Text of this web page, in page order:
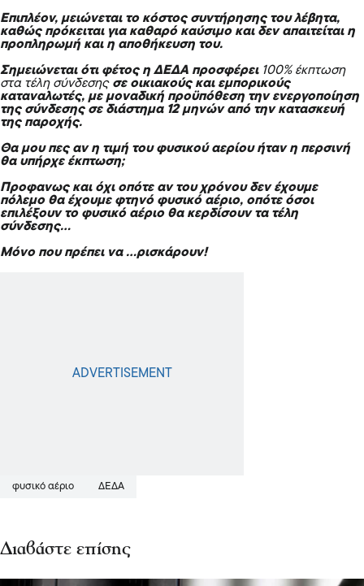
Επιπλέον, μειώνεται το κόστος συντήρησης του λέβητα,
καθώς πρόκειται για καθαρό καύσιμο και δεν απαιτείται η
προπληρωμή και η αποθήκευση του.
Σημειώνεται ότι φέτος η ΔΕΔΑ προσφέρει 100% έκπτωση
στα τέλη σύνδεσηςσε οικιακούς και εμπορικούς
καταναλωτές, με μοναδική προϋπόθεση την ενεργοποίηση
της σύνδεσης σε διάστημα 12 μηνών από την κατασκευή
της παροχής.
Θα μου πες αν η τιμή του φυσικού αερίου ήταν η περσινή
θα υπήρχε έκπτωση;
Προφανως και όχι οπότε αν του χρόνου δεν έχουμε
πόλεμο θα έχουμε φτηνό φυσικό αέριο, οπότε όσοι
επιλέξουν το φυσικό αέριο θα κερδίσουν τα τέλη
σύνδεσης…
Μόνο που πρέπει να …ρισκάρουν!
φυσικό αέριο ΔΕΔΑ
Διαβάστε επίσης